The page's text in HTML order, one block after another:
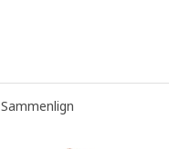
Anmeldelser i alt:
Sammenlign